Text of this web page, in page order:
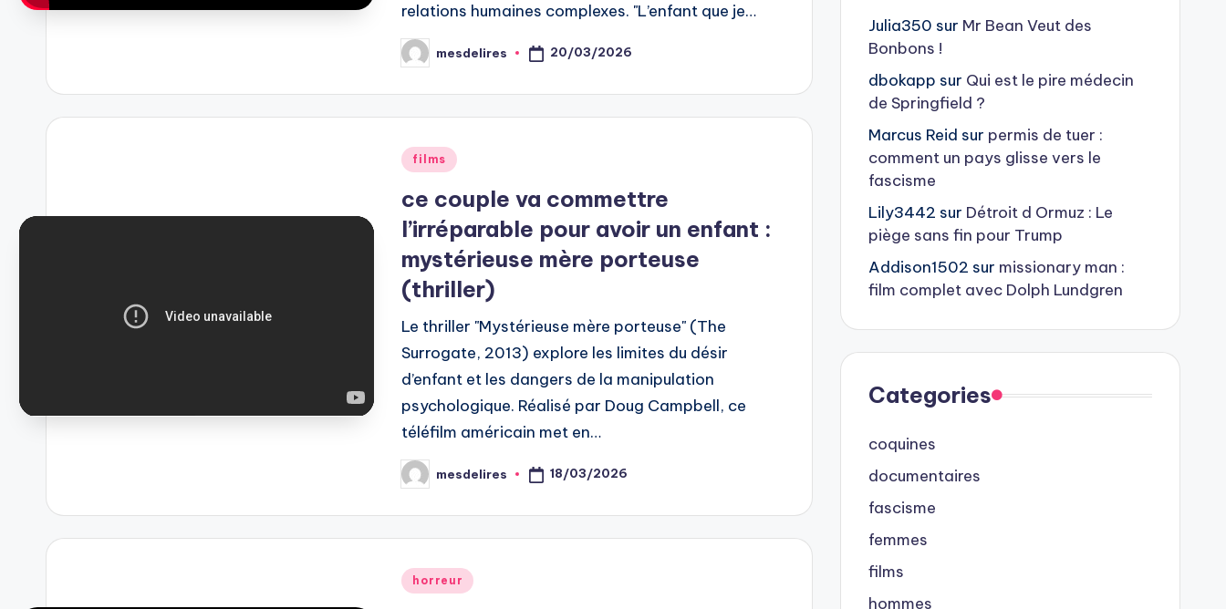
relations humaines complexes. "L’enfant que je…
Posted
by
mesdelires 20/03/2026
Posted
films
ce couple va commettre
l’irréparable pour avoir un enfant :
mystérieuse mère porteuse
(thriller)
Le thriller "Mystérieuse mère porteuse" (The
Surrogate, 2013) explore les limites du désir
d’enfant et les dangers de la manipulation
psychologique. Réalisé par Doug Campbell, ce
téléfilm américain met en…
Posted
by
mesdelires 18/03/2026
Posted
horreur
Julia350 sur Mr Bean Veut des
Bonbons !
dbokapp sur Qui est le pire médecin
de Springfield ?
Marcus Reid sur permis de tuer :
comment un pays glisse vers le
fascisme
Lily3442 sur Détroit d Ormuz : Le
piège sans fin pour Trump
Addison1502 sur missionary man :
film complet avec Dolph Lundgren
Categories
coquines
documentaires
fascisme
femmes
films
hommes